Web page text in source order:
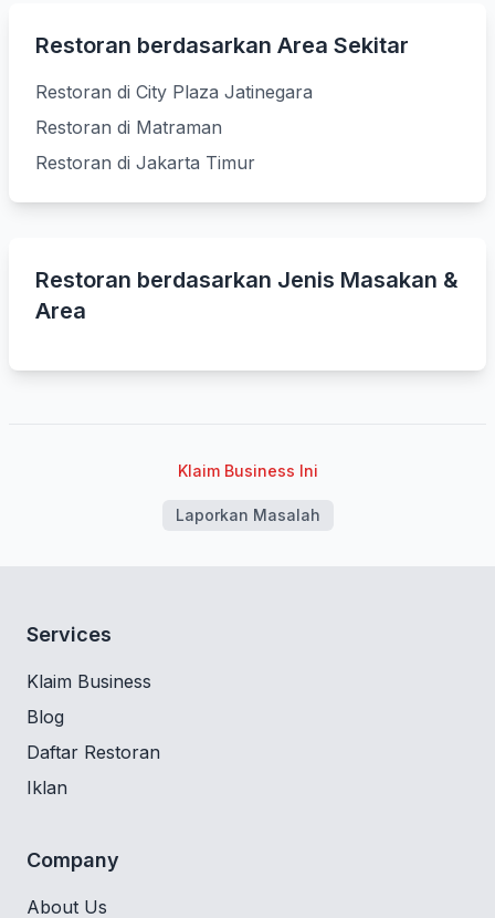
Restoran berdasarkan Area Sekitar
Restoran di City Plaza Jatinegara
Restoran di Matraman
Restoran di Jakarta Timur
Restoran berdasarkan Jenis Masakan &
Area
Klaim Business Ini
Laporkan Masalah
Services
Klaim Business
Blog
Daftar Restoran
Iklan
Company
About Us